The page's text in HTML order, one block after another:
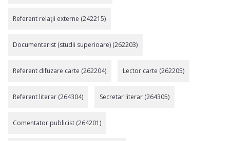
Referent relaţii externe (242215)
Documentarist (studii superioare) (262203)
Referent difuzare carte (262204) Lector carte (262205)
Referent literar (264304) Secretar literar (264305)
Comentator publicist (264201)